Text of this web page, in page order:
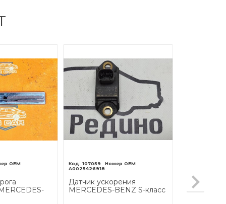
107059
A0025426918
Датчик ускорения
MERCEDES-BENZ S-класс